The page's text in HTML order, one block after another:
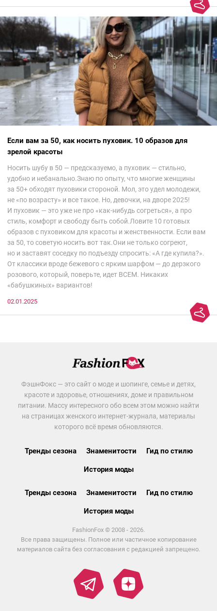
колорит Ближнего Востока на современный манер — это
невероятно красиво.Все стереотипы, какие были у меня насчет
арабских дизайнеров, рассеялись как дым. А столько красоты
сегодня сложно увидеть на других известных неделях
мод.Самое интересное сейчас покажу ?
Если вам за 50, как носить пуховик. 10 образов для
зрелой красоты
Носить шубу в 50 — предсказуемо, а пуховик — стильно,
удобно и небанально.Знаю по опыту, что многие женщины
за 50+ обходят пуховики стороной. Мол, это удел молодежи,
не «по возрасту» и все такое. Но, девочки, на дворе 2025!
И пуховик — это уже не про «как-нибудь согреться», а про
стиль, комфорт и свободу быть собой.Ловите 10 готовых
образов с пуховиком для красоты и женственности. Если вам
за 50, то советую носить вот так.Они не только согреют,
но и заставят соседку по подъезду спросить: «А где купила?».
От классики вроде бежевого с ярким шарфом — до дерзкого
розового, который, поверьте, идет ВСЕМ. Никаких
«бабушкиных» вариантов!
02.01.2025
ФэшнФокс — это сайт о моде и шопинге, семье и детях,
красоте и здоровье, отношениях, доме и правильном
питании. Массу интересного обо всем этом можно найти
на страницах женского интернет-журнала, материалы
которого всё время обновляются.
Тренды сезона Знаменитости Гид по стилю
История моды
Тренды сезона Знаменитости Гид по стилю
История моды
FashionFox © 2008 - 2026.
Все права защищены. Полное или частичное копирование
материалов сайта без согласования с редакцией запрещено.